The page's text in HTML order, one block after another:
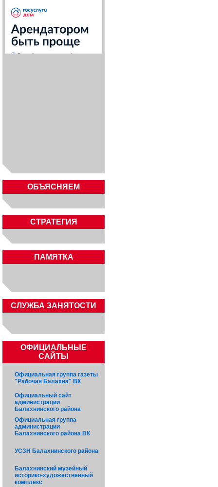
ОБЪЯСНЯЕМ
СТРАТЕГИЯ
ПАМЯТКА
CЛУЖБА ЗАНЯТОСТИ
ОФИЦИАЛЬНЫЕ
САЙТЫ
Официальная группа газеты
"Рабочая Балахна" ВК
Официальный сайт
администрации
Балахнинского района
Официальная группа
администрации
Балахнинского района ВК
УСЗН Балахнинского района
Балахнинский музейный
историко-художественный
комплекс